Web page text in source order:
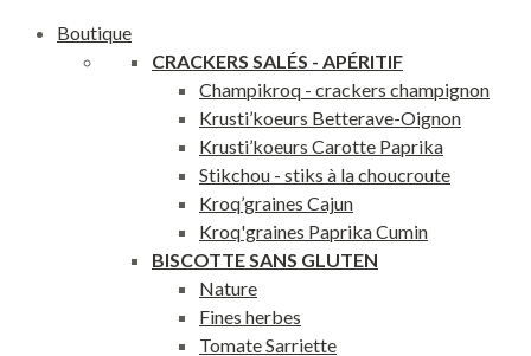
Boutique
CRACKERS SALÉS - APÉRITIF
Champikroq - crackers champignon
Krusti’koeurs Betterave-Oignon
Krusti’koeurs Carotte Paprika
Stikchou - stiks à la choucroute
Kroq’graines Cajun
Kroq'graines Paprika Cumin
BISCOTTE SANS GLUTEN
Nature
Fines herbes
Tomate Sarriette